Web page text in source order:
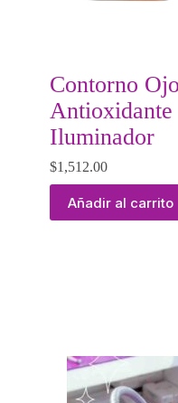
Contorno
Antioxidante
Iluminador
$1,512.00
Añadir al carrito